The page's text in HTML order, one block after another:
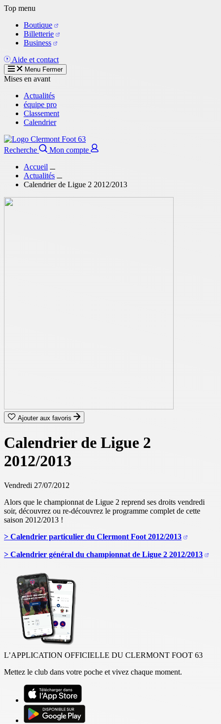
Aller
contenu
principal
Top menu
Boutique
Billetterie
Business
Aide et contact
Menu Fermer
Mises en avant
Actualités
équipe pro
Classement
Calendrier
Recherche
Mon compte
Accueil
Actualités
Calendrier de Ligue 2 2012/2013
Ajouter aux favoris
Calendrier de Ligue 2
2012/2013
Vendredi 27/07/2012
Alors que le championnat de Ligue 2 reprend ses droits vendredi
soir, découvrez ou re-découvrez le programme complet de cette
saison 2012/2013 !
> Calendrier particulier du Clermont Foot 2012/2013
> Calendrier général du championnat de Ligue 2 2012/2013
L’APPLICATION OFFICIELLE DU CLERMONT FOOT 63
Mettez le club dans votre poche et vivez chaque moment.